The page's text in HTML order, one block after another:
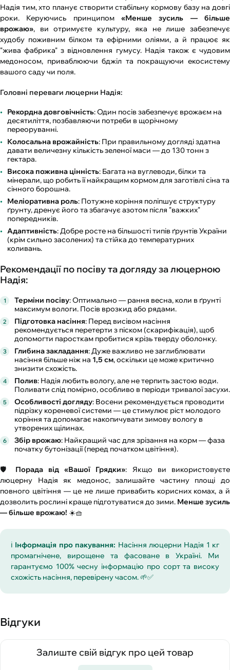
Надія тим, хто планує створити стабільну кормову базу на довгі
роки. Керуючись принципом «Менше зусиль — більше
врожаю», ви отримуєте культуру, яка не лише забезпечує
худобу поживним білком та ефірними оліями, а й працює як
"жива фабрика" з відновлення гумусу. Надія також є чудовим
медоносом, приваблюючи бджіл та покращуючи екосистему
вашого саду чи поля.
Головні переваги люцерни Надія:
Рекордна довговічність: Один посів забезпечує врожаєм на
десятиліття, позбавляючи потреби в щорічному
переоруванні.
Колосальна врожайність: При правильному догляді здатна
давати величезну кількість зеленої маси — до 130 тонн з
гектара.
Висока поживна цінність: Багата на вуглеводи, білки та
мінерали, що робить її найкращим кормом для заготівлі сіна та
сінного борошна.
Меліоративна роль: Потужне коріння поліпшує структуру
ґрунту, дренує його та збагачує азотом після "важких"
попередників.
Адаптивність: Добре росте на більшості типів ґрунтів України
(крім сильно засолених) та стійка до температурних
коливань.
Рекомендації по посіву та догляду за люцерною
Надія:
Терміни посіву: Оптимально — рання весна, коли в ґрунті
максимум вологи. Посів врозкид або рядами.
Підготовка насіння: Перед висівом насіння
рекомендується перетерти з піском (скарифікація), щоб
допомогти паросткам пробитися крізь тверду оболонку.
Глибина закладання: Дуже важливо не заглиблювати
насіння більше ніж на 1,5 см, оскільки це може критично
знизити схожість.
Полив: Надія любить вологу, але не терпить застою води.
Поливати слід помірно, особливо в періоди тривалої засухи.
Особливості догляду: Восени рекомендується проводити
підрізку кореневої системи — це стимулює ріст молодого
коріння та допомагає накопичувати зимову вологу в
утворених щілинах.
Збір врожаю: Найкращий час для зрізання на корм — фаза
початку бутонізації (перед початком цвітіння).
🛡️ Порада від «Вашої Грядки»: Якщо ви використовуєте
люцерну Надія як медонос, залишайте частину площі до
повного цвітіння — це не лише привабить корисних комах, а й
дозволить рослині краще підготуватися до зими. Менше зусиль
— більше врожаю! ☀️🧺
ℹ️ Інформація про пакування: Насіння люцерни Надія 1 кг
промагнічене, вирощене та фасоване в Україні. Ми
гарантуємо 100% чесну інформацію про сорт та високу
схожість насіння, перевірену часом. 🌱✅
Відгуки
Залиште свій відгук про цей товар